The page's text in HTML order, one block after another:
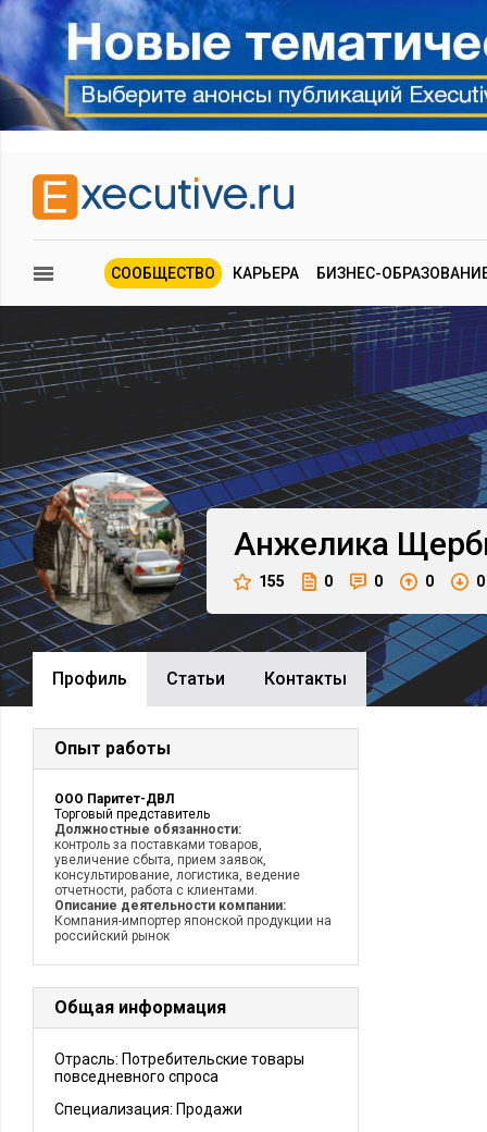
СООБЩЕСТВО КАРЬЕРА БИЗНЕС-
Анжелика
155 0 0 0 0
Профиль Cтатьи Контакты
Опыт работы
ООО Паритет-ДВЛ
Торговый представитель
Должностные обязанности:
контроль за поставками товаров,
увеличение сбыта, прием заявок,
консультирование, логистика, ведение
отчетности, работа с клиентами.
Описание деятельности компании:
Компания-импортер японской продукции на
российский рынок
Общая информация
Отрасль: Потребительские товары
повседневного спроса
Специализация: Продажи